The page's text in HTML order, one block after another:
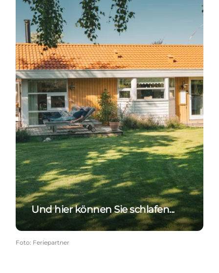
Und hier können Sie schlafen...
Foto: Feriepartner